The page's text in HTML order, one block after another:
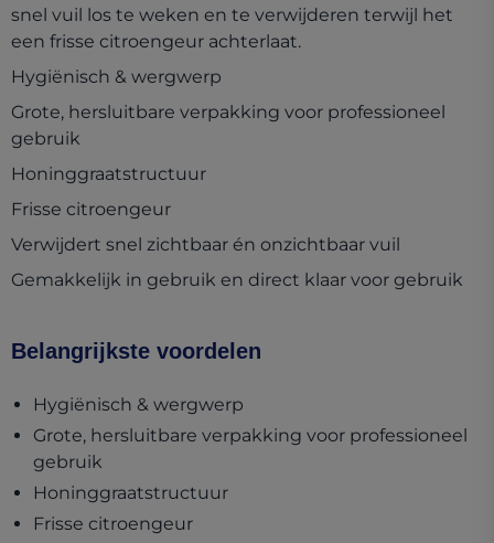
snel vuil los te weken en te verwijderen terwijl het
een frisse citroengeur achterlaat.
Hygiënisch & wergwerp
Grote, hersluitbare verpakking voor professioneel
gebruik
Honinggraatstructuur
Frisse citroengeur
Verwijdert snel zichtbaar én onzichtbaar vuil
Gemakkelijk in gebruik en direct klaar voor gebruik
Belangrijkste voordelen
Hygiënisch & wergwerp
Grote, hersluitbare verpakking voor professioneel
gebruik
Honinggraatstructuur
Frisse citroengeur